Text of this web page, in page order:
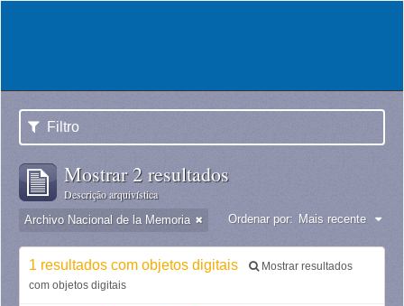
Filtro
Mostrar 2 resultados
Descrição arquivística
Archivo Nacional de la Memoria Ordenar por: Mais recente
1 resultados com objetos digitais
Mostrar resultados
com objetos digitais